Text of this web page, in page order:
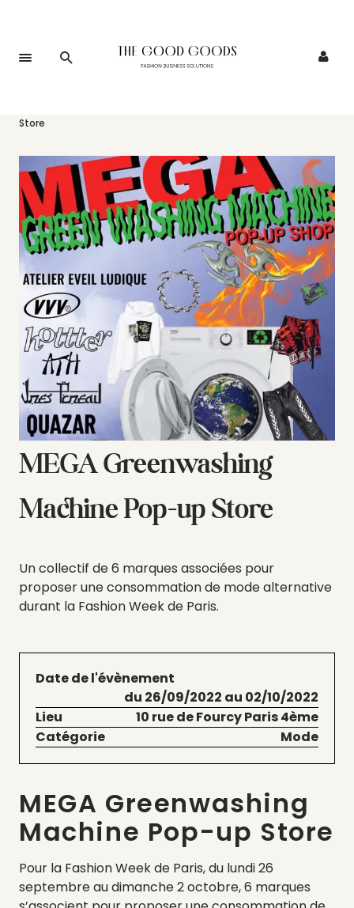
Store
MEGA Greenwashing
Machine Pop-up Store
Un collectif de 6 marques associées pour
proposer une consommation de mode alternative
durant la Fashion Week de Paris.
Date de l'évènement
du 26/09/2022 au 02/10/2022
Lieu
10 rue de Fourcy Paris 4ème
Catégorie
Mode
MEGA Greenwashing
Machine Pop-up Store
Pour la Fashion Week de Paris, du lundi 26
septembre au dimanche 2 octobre, 6 marques